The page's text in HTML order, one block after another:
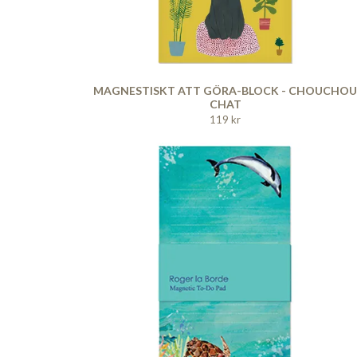
MAGNESTISKT ATT GÖRA-BLOCK - CHOUCHOU
CHAT
119 kr